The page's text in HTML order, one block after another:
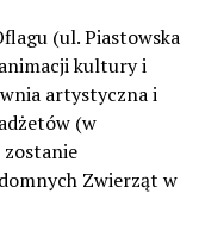
(ul. Piastowska
kultury i
artystyczna i
(w
Zwierząt w